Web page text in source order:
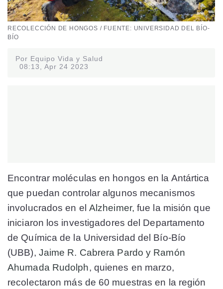
RECOLECCIÓN DE HONGOS / FUENTE: UNIVERSIDAD DEL BÍO-
BÍO
Por Equipo Vida y Salud
08:13, Apr 24 2023
Encontrar moléculas en hongos en la Antártica
que puedan controlar algunos mecanismos
involucrados en el Alzheimer, fue la misión que
iniciaron los investigadores del Departamento
de Química de la Universidad del Bío-Bío
(UBB), Jaime R. Cabrera Pardo y Ramón
Ahumada Rudolph, quienes en marzo,
recolectaron más de 60 muestras en la región